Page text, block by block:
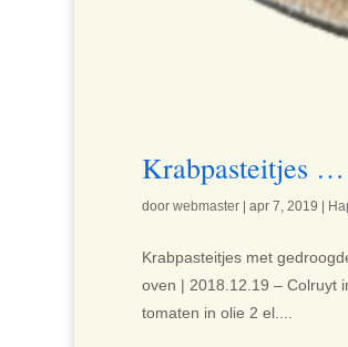
Krabpasteitjes …
door webmaster| apr 7, 2019 |
Krabpasteitjes met
oven | 2018.12.19 – Colruyt
tomaten in olie 2 el....